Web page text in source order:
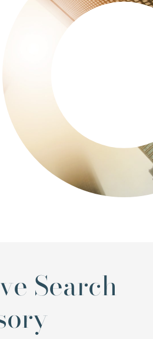
Search